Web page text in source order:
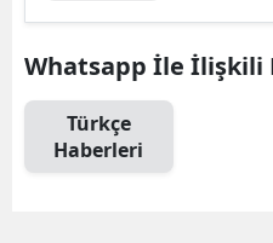
Whatsapp İle İlişkili
Türkçe
Haberleri